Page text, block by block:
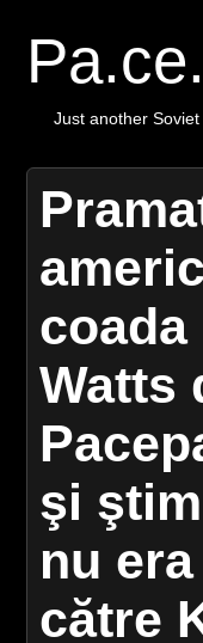
Just another
Watts
şi
nu
către